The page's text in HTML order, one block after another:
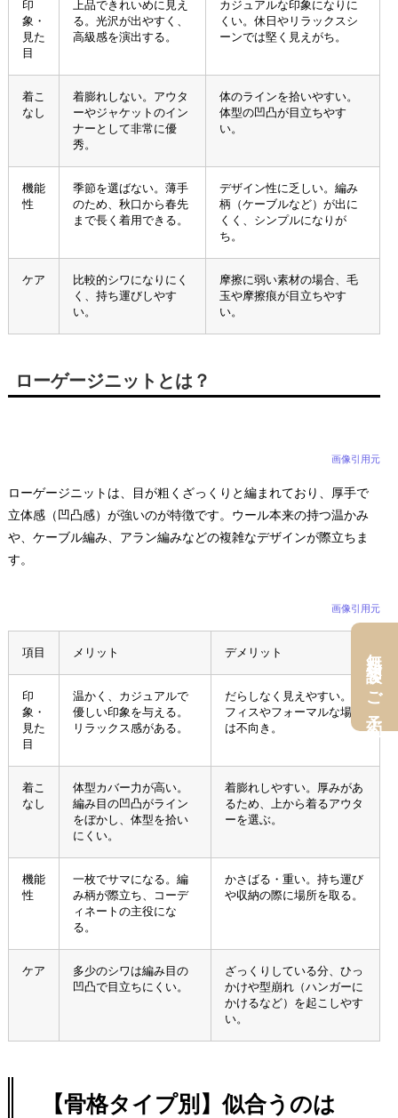
印
象・
見た
目
上品できれいめに見え
る。光沢が出やすく、
高級感を演出する。
カジュアルな印象になりに
くい。休日やリラックスシ
ーンでは堅く見えがち。
着こ
なし
着膨れしない。アウタ
ーやジャケットのイン
ナーとして非常に優
秀。
体のラインを拾いやすい。
体型の凹凸が目立ちやす
い。
機能
性
季節を選ばない。薄手
のため、秋口から春先
まで長く着用できる。
デザイン性に乏しい。編み
柄（ケーブルなど）が出に
くく、シンプルになりが
ち。
ケア
比較的シワになりにく
く、持ち運びしやす
い。
摩擦に弱い素材の場合、毛
玉や摩擦痕が目立ちやす
い。
ローゲージニットとは？
画像引用元
ローゲージニットは、目が粗くざっくりと編まれており、厚手で
立体感（凹凸感）が強いのが特徴です。ウール本来の持つ温かみ
や、ケーブル編み、アラン編みなどの複雑なデザインが際立ちま
す。
画像引用元
項目 メリット デメリット
印
象・
見た
目
温かく、カジュアルで
優しい印象を与える。
リラックス感がある。
だらしなく見えやすい。オ
フィスやフォーマルな場に
は不向き。
着こ
なし
体型カバー力が高い。
編み目の凹凸がライン
をぼかし、体型を拾い
にくい。
着膨れしやすい。厚みがあ
るため、上から着るアウタ
ーを選ぶ。
機能
性
一枚でサマになる。編
み柄が際立ち、コーデ
ィネートの主役にな
る。
かさばる・重い。持ち運び
や収納の際に場所を取る。
ケア
多少のシワは編み目の
凹凸で目立ちにくい。
ざっくりしている分、ひっ
かけや型崩れ（ハンガーに
かけるなど）を起こしやす
い。
【骨格タイプ別】似合うのは
無料相談＆ご予約